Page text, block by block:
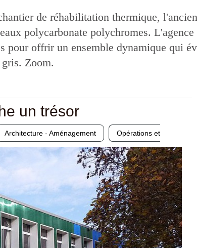
de réhabilitation thermique,
polycarbonate polychromes.
pour offrir un ensemble dynamique qui
Zoom.
un trésor
Architecture - Aménagement
Opérations et